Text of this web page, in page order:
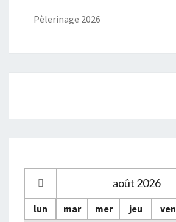
Pèlerinage 2026
août 2026
lun mar mer jeu ven